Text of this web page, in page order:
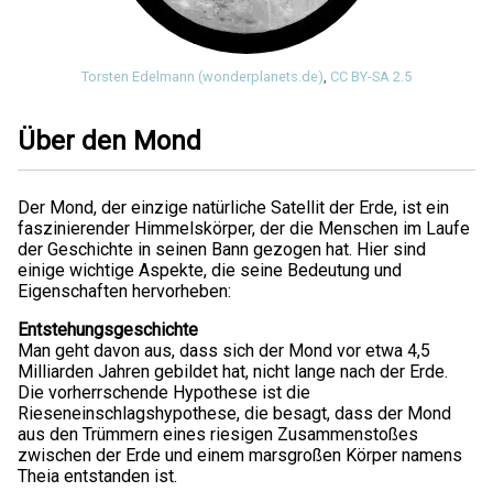
Torsten Edelmann (wonderplanets.de) CC BY-SA 2.5
Über den Mond
Der Mond, der einzige natürliche Satellit der Erde, ist ein
faszinierender Himmelskörper, der die Menschen im Laufe
der Geschichte in seinen Bann gezogen hat. Hier sind
einige wichtige Aspekte, die seine Bedeutung und
Eigenschaften hervorheben:
Entstehungsgeschichte
Man geht davon aus, dass sich der Mond vor etwa 4,5
Milliarden Jahren gebildet hat, nicht lange nach der Erde.
Die vorherrschende Hypothese ist die
Rieseneinschlagshypothese, die besagt, dass der Mond
aus den Trümmern eines riesigen Zusammenstoßes
zwischen der Erde und einem marsgroßen Körper namens
Theia entstanden ist.